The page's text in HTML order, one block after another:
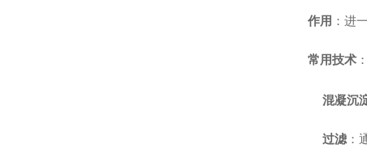
作用 ：进
常用技术 ：
混凝沉
过滤 ：